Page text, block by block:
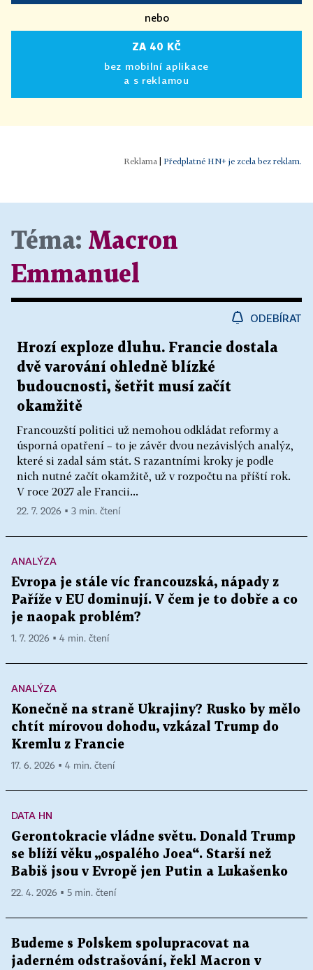
nebo
ZA 40 KČ
bez mobilní aplikace
a s reklamou
| Předplatné HN+ je zcela bez reklam.
Téma: Macron
Emmanuel
ODEBÍRAT
Hrozí exploze dluhu. Francie dostala
dvě varování ohledně blízké
budoucnosti, šetřit musí začít
okamžitě
Francouzští politici už nemohou odkládat reformy a
úsporná opatření – to je závěr dvou nezávislých analýz,
které si zadal sám stát. S razantními kroky je podle
nich nutné začít okamžitě, už v rozpočtu na příští rok.
V roce 2027 ale Francii...
22. 7. 2026 ▪ 3 min. čtení
ANALÝZA
Evropa je stále víc francouzská, nápady z
Paříže v EU dominují. V čem je to dobře a co
je naopak problém?
1. 7. 2026 ▪ 4 min. čtení
ANALÝZA
Konečně na straně Ukrajiny? Rusko by mělo
chtít mírovou dohodu, vzkázal Trump do
Kremlu z Francie
17. 6. 2026 ▪ 4 min. čtení
DATA HN
Gerontokracie vládne světu. Donald Trump
se blíží věku „ospalého Joea“. Starší než
Babiš jsou v Evropě jen Putin a Lukašenko
22. 4. 2026 ▪ 5 min. čtení
Budeme s Polskem spolupracovat na
jaderném odstrašování, řekl Macron v